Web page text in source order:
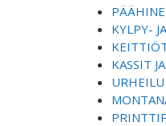
KYLPY-
KASSIT
URHEILU